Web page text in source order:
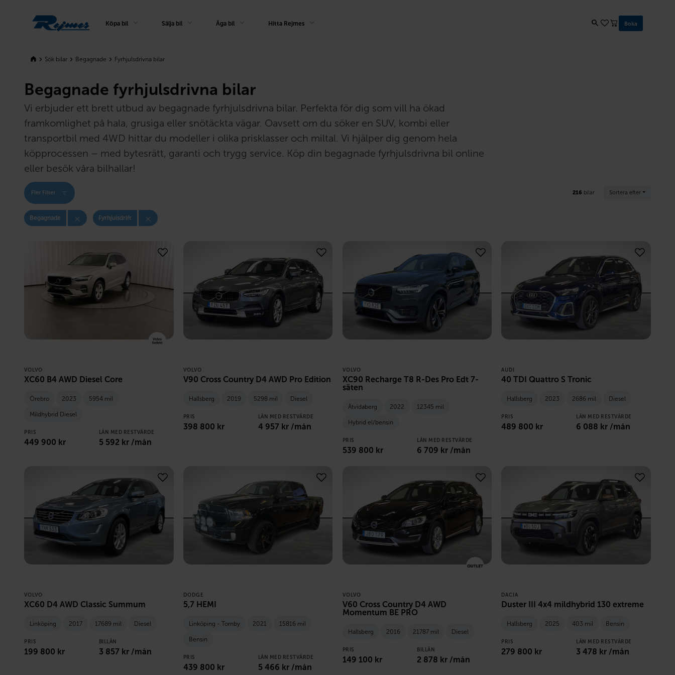
Köpa bil Sälja bil Äga bil Hitta Rejmes Boka
Sök bilar Begagnade Fyrhjulsdrivna bilar
Begagnade fyrhjulsdrivna bilar
Vi erbjuder ett brett utbud av begagnade fyrhjulsdrivna bilar. Perfekta för dig som vill ha ökad
framkomlighet på hala, grusiga eller snötäckta vägar. Oavsett om du söker en SUV, kombi eller
transportbil med 4WD hittar du modeller i olika prisklasser och miltal. Vi hjälper dig genom hela
köpprocessen – med bytesrätt, garanti och trygg service. Köp din begagnade fyrhjulsdrivna bil online
eller besök våra bilhallar!
Fler Filter 216 bilar Sortera efter
Begagnade Fyrhjulsdrift
VOLVO
XC60 B4 AWD Diesel Core
Örebro 2023 5954 mil
Mildhybrid Diesel
PRIS
449 900 kr
LÅN MED RESTVÄRDE
5 592 kr /mån
VOLVO
V90 Cross Country D4 AWD Pro Edition
Hallsberg 2019 5298 mil Diesel
PRIS
398 800 kr
LÅN MED RESTVÄRDE
4 957 kr /mån
VOLVO
XC90 Recharge T8 R-Des Pro Edt 7-
säten
Åtvidaberg 2022 12345 mil
Hybrid el/bensin
PRIS
539 800 kr
LÅN MED RESTVÄRDE
6 709 kr /mån
AUDI
40 TDI Quattro S Tronic
Hallsberg 2023 2686 mil Diesel
PRIS
489 800 kr
LÅN MED RESTVÄRDE
6 088 kr /mån
VOLVO
XC60 D4 AWD Classic Summum
Linköping 2017 17689 mil Diesel
PRIS
199 800 kr
BILLÅN
3 857 kr /mån
DODGE
5,7 HEMI
Linköping - Tornby 2021 15816 mil
Bensin
PRIS
439 800 kr
LÅN MED RESTVÄRDE
5 466 kr /mån
VOLVO
V60 Cross Country D4 AWD
Momentum BE PRO
Hallsberg 2016 21787 mil Diesel
PRIS
149 100 kr
BILLÅN
2 878 kr /mån
DACIA
Duster III 4x4 mildhybrid 130 extreme
Hallsberg 2025 403 mil Bensin
PRIS
279 800 kr
LÅN MED RESTVÄRDE
3 478 kr /mån